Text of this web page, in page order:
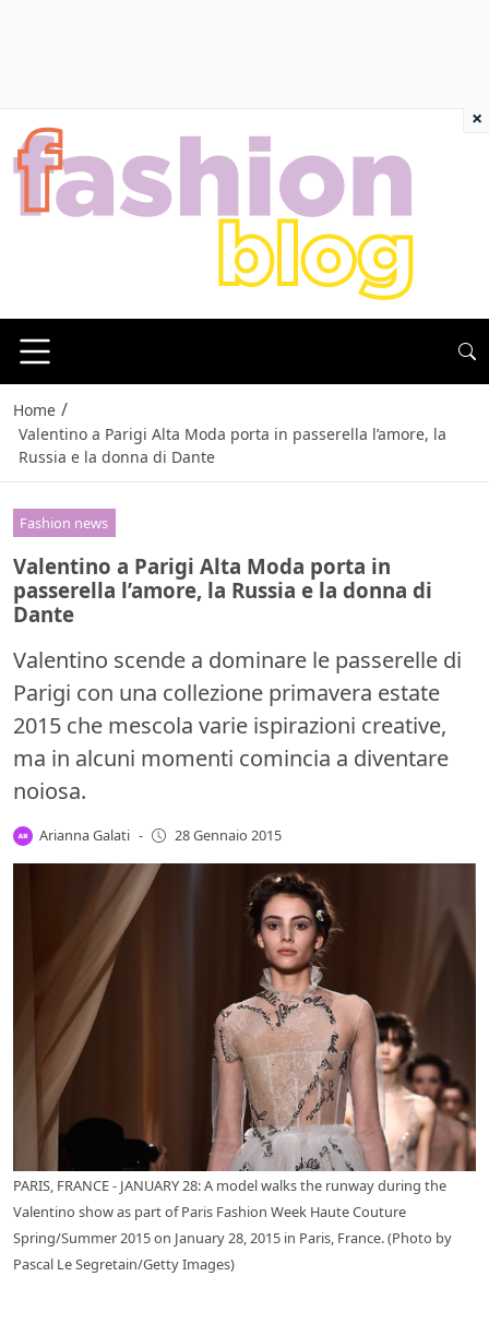
Home /
Valentino a Parigi Alta Moda porta in passerella l’amore, la
Russia e la donna di Dante
Fashion news
Valentino a Parigi Alta Moda porta in
passerella l’amore, la Russia e la donna di
Dante
Valentino scende a dominare le passerelle di
Parigi con una collezione primavera estate
2015 che mescola varie ispirazioni creative,
ma in alcuni momenti comincia a diventare
noiosa.
Arianna Galati - 28 Gennaio 2015
PARIS, FRANCE - JANUARY 28: A model walks the runway during the
Valentino show as part of Paris Fashion Week Haute Couture
Spring/Summer 2015 on January 28, 2015 in Paris, France. (Photo by
Pascal Le Segretain/Getty Images)
×